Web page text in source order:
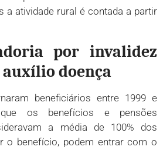
a atividade rural é contada a partir
por invalidez
doença
beneficiários entre 1999 e
os benefícios e pensões
a média de 100% dos
o benefício, podem entrar com o